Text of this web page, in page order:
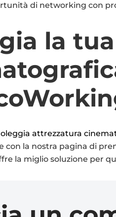
di networking con
la
attrezzatura
con la nostra pagina di
la miglio soluzione per